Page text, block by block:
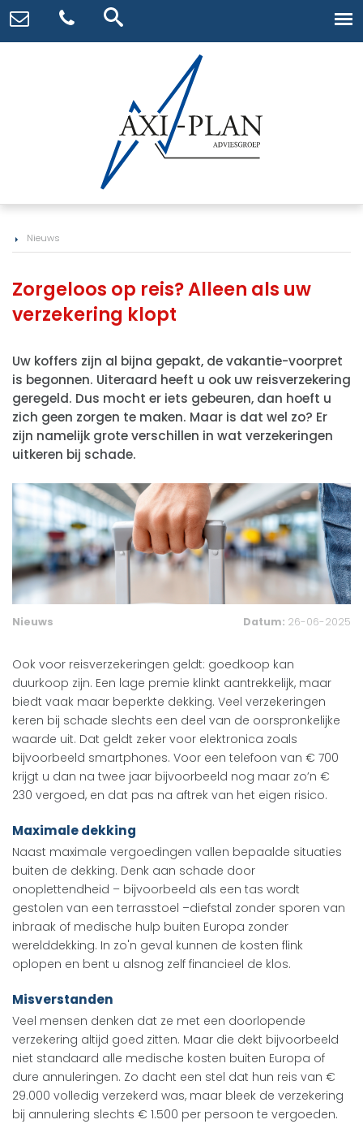
Nieuws
Zorgeloos op reis? Alleen als uw
verzekering klopt
Uw koffers zijn al bijna gepakt, de vakantie-voorpret
is begonnen. Uiteraard heeft u ook uw reisverzekering
geregeld. Dus mocht er iets gebeuren, dan hoeft u
zich geen zorgen te maken. Maar is dat wel zo? Er
zijn namelijk grote verschillen in wat verzekeringen
uitkeren bij schade.
Nieuws Datum: 26-06-2025
Ook voor reisverzekeringen geldt: goedkoop kan
duurkoop zijn. Een lage premie klinkt aantrekkelijk, maar
biedt vaak maar beperkte dekking. Veel verzekeringen
keren bij schade slechts een deel van de oorspronkelijke
waarde uit. Dat geldt zeker voor elektronica zoals
bijvoorbeeld smartphones. Voor een telefoon van € 700
krijgt u dan na twee jaar bijvoorbeeld nog maar zo’n €
230 vergoed, en dat pas na aftrek van het eigen risico.
Maximale dekking
Naast maximale vergoedingen vallen bepaalde situaties
buiten de dekking. Denk aan schade door
onoplettendheid – bijvoorbeeld als een tas wordt
gestolen van een terrasstoel –diefstal zonder sporen van
inbraak of medische hulp buiten Europa zonder
werelddekking. In zo'n geval kunnen de kosten flink
oplopen en bent u alsnog zelf financieel de klos.
Misverstanden
Veel mensen denken dat ze met een doorlopende
verzekering altijd goed zitten. Maar die dekt bijvoorbeeld
niet standaard alle medische kosten buiten Europa of
dure annuleringen. Zo dacht een stel dat hun reis van €
29.000 volledig verzekerd was, maar bleek de verzekering
bij annulering slechts € 1.500 per persoon te vergoeden.